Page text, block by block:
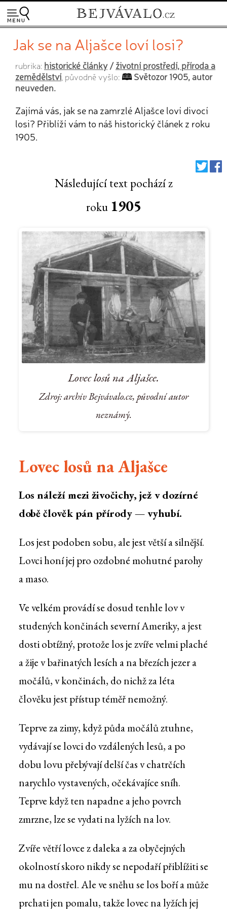
Jak se na Aljašce loví losi?
rubrika: historické články/životní prostředí, příroda a
zemědělství, původně vyšlo:
Světozor 1905, autor
neuveden.
Zajímá vás, jak se na zamrzlé Aljašce loví divocí
losi? Přiblíží vám to náš historický článek z roku
1905.
Následující text pochází z
roku 1905
Lovec losů na Aljašce.
Zdroj: archiv Bejvávalo.cz, původní autor
neznámý.
Lovec losů na Aljašce
Los náleží mezi živočichy, jež v dozírné
době člověk pán přírody — vyhubí.
Los jest podoben sobu, ale jest větší a silnější.
Lovci honí jej pro ozdobné mohutné parohy
a maso.
Ve velkém provádí se dosud tenhle lov v
studených končinách severní Ameriky, a jest
dosti obtížný, protože los je zvíře velmi plaché
a žije v bařinatých lesích a na březích jezer a
močálů, v končinách, do nichž za léta
člověku jest přístup téměř nemožný.
Teprve za zimy, když půda močálů ztuhne,
vydávají se lovci do vzdálených lesů, a po
dobu lovu přebývají delší čas v chatrčích
narychlo vystavených, očekávajíce sníh.
Teprve když ten napadne a jeho povrch
zmrzne, lze se vydati na lyžích na lov.
Zvíře větří lovce z daleka a za obyčejných
okolností skoro nikdy se nepodaří přiblížiti se
mu na dostřel. Ale ve sněhu se los boří a může
prchati jen pomalu, takže lovec na lyžích jej